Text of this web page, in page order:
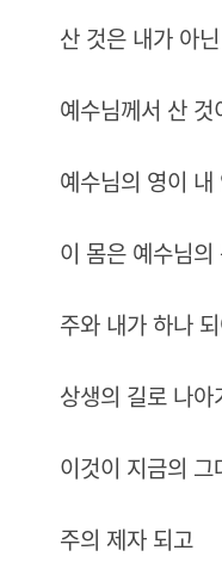
산 것은 내가 아닌
예수님께서 산 것
예수님의 영이
이 몸은 예수님의
주와 내가 하나
상생의 길로 나아
이것이 지금의 그
주의 제자 되고